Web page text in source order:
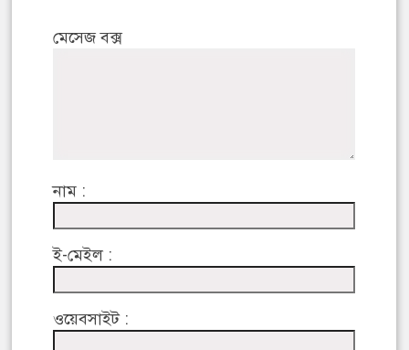
মেসেজ বক্স
নাম :
ই-মেইল :
ওয়েবসাইট :